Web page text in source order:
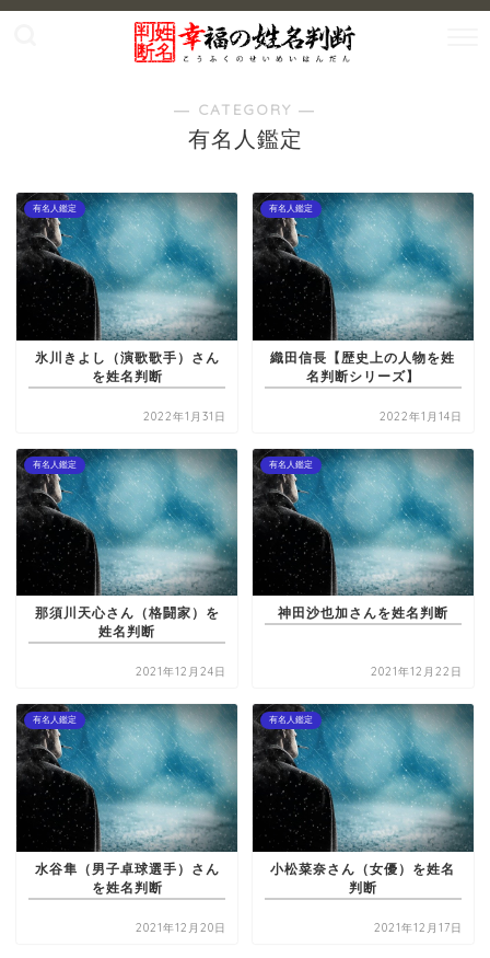
― CATEGORY ―
有名人鑑定
有名人鑑定
氷川きよし（演歌歌手）さん
を姓名判断
2022年1月31日
有名人鑑定
織田信長【歴史上の人物を姓
名判断シリーズ】
2022年1月14日
有名人鑑定
那須川天心さん（格闘家）を
姓名判断
2021年12月24日
有名人鑑定
神田沙也加さんを姓名判断
2021年12月22日
有名人鑑定
水谷隼（男子卓球選手）さん
を姓名判断
2021年12月20日
有名人鑑定
小松菜奈さん（女優）を姓名
判断
2021年12月17日